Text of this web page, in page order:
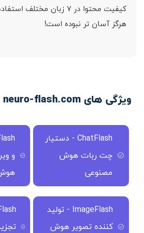
کیفیت محتوا در ۷ زبان
هرگز آسان تر نبوده است!
ویژگی های neuro-flash.com
ChatFlash - دستیار
چت ربات هوش
مصنوعی
و
ImageFlash - تولید
کننده تصویر هوش